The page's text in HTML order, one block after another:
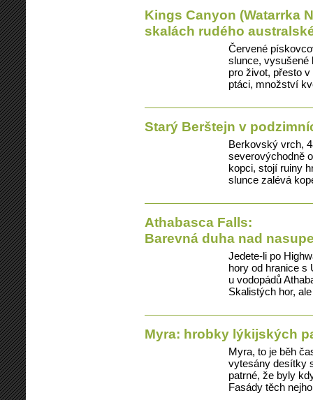
Kings Canyon (Watarrka
skalách rudého
Červené
slunce, vysušené
pro život, přesto
ptáci, množství
Starý Berštejn v
Berkovský vrch,
severovýchodně
kopci, stojí ruiny
slunce zalévá
Athabasca Falls:
Barevná duha nad
Jedete-li po
hory od hranice s
u vodopádů
Skalistých hor,
Myra: hrobky lýkijských
Myra, to je běh
vytesány desítky
patrné, že byly
Fasády těch